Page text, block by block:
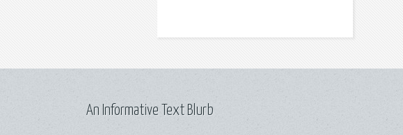
An Informative Text Blurb